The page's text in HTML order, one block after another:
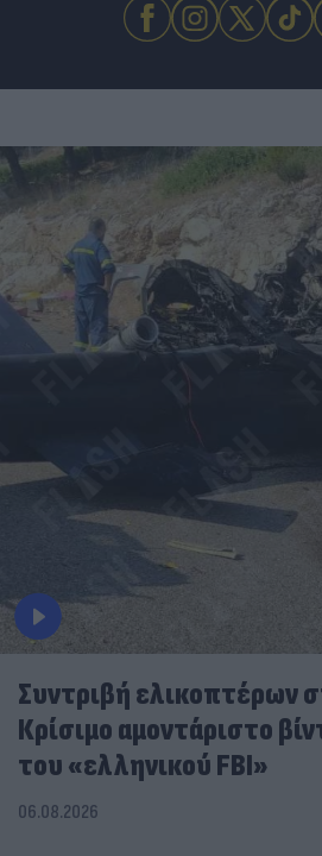
Συντριβή ελικοπτέρων
Κρίσιμο αμοντάριστο
του «ελληνικού FBI»
06.08.2026